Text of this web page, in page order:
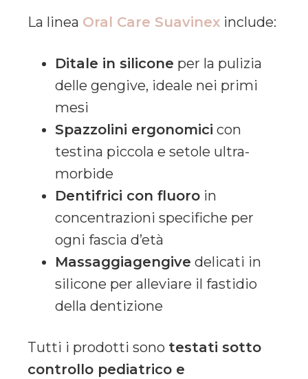
La linea Oral Care Suavinex include:
Ditale in silicone per la pulizia
delle gengive, ideale nei primi
mesi
Spazzolini ergonomici con
testina piccola e setole ultra-
morbide
Dentifrici con fluoro in
concentrazioni specifiche per
ogni fascia d’età
Massaggiagengive delicati in
silicone per alleviare il fastidio
della dentizione
Tutti i prodotti sono testati sotto
controllo pediatrico e